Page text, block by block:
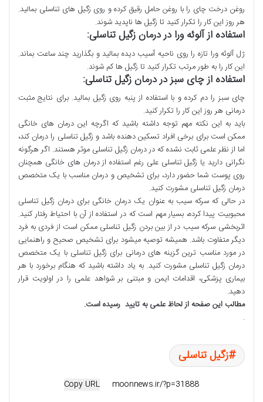
روغن درخت چای را با روغن حامل رقیق کرده و روی زگیل های تناسلی بمالید.
هر روز این کار را تکرار کنید تا زگیل ها ناپدید شوند.
استفاده از آلوئه ورا در درمان زگیل تناسلی:
ژل آلوئه ورا تازه را روی ناحیه آسیب دیده بمالید و بگذارید چند ساعت بماند.
این کار را به طور مرتب تکرار کنید تا زگیل ها کم شوند.
استفاده از چای سبز در درمان زگیل تناسلی:
چای سبز را دم کرده و با استفاده از پنبه روی زگیل بمالید. برای نتایج مثبت
درمانی هر روز این کار را تکرار کنید.
باید به این نکته مهم توجه داشته باشید که اگرچه این درمان های خانگی
ممکن است برای برخی افراد تسکین دهنده باشد و زگیل تناسلی را درمان کند،
اما از نظر علمی ثابت نشده که در درمان زگیل تناسلی موثر هستند. اگر هرگونه
نگرانی دارید یا زگیل تناسلی علی رغم استفاده از درمان های خانگی همچنان
روی پوست شما حضور دارد، برای تشخیص و درمان مناسب با یک متخصص
درمان زگیل تناسلی مشورت کنید.
در حالی که سرکه سیب به عنوان یک درمان خانگی برای درمان زگیل تناسلی
محبوبیت پیدا کرده، بسیار مهم است که در استفاده از آن با احتیاط رفتار کنید.
اثربخشی سرکه سیب در از بین بردن زگیل تناسلی ممکن است از فردی به فرد
دیگر متفاوت باشد. همیشه توصیه میشود برای تشخیص صحیح و راهنمایی
در مورد مناسب ترین گزینه های درمانی برای زگیل تناسلی با یک متخصص
درمان زگیل تناسلی مشورت کنید. به یاد داشته باشید که هنگام برخورد با هر
بیماری پزشکی، اقدامات ایمن و مبتنی بر شواهد علمی را در اولویت قرار
دهید.
مطالب این صفحه از لحاظ علمی به تایید رسیده است.
.
زگیل تناسلی
Copy URL